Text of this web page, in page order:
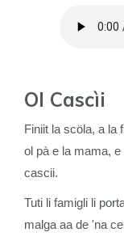
Ol Cascìi
Finiit la scöla, a la
ol pà e la mama, e
cascii.
Tuti li famigli li
malga aa de 'na